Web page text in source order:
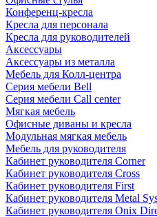
Конференц-кресла
Кресла для персонала
Кресла для руководителей
Аксессуары
Аксессуары из металла
Мебель для Колл-центра
Серия мебели Bell
Серия мебели Call center
Мягкая мебель
Офисные диваны и кресла
Модульная мягкая мебель
Мебель для руководителя
Кабинет руководителя Corner
Кабинет руководителя Cross
Кабинет руководителя First
Кабинет руководителя Metal
Кабинет руководителя Onix